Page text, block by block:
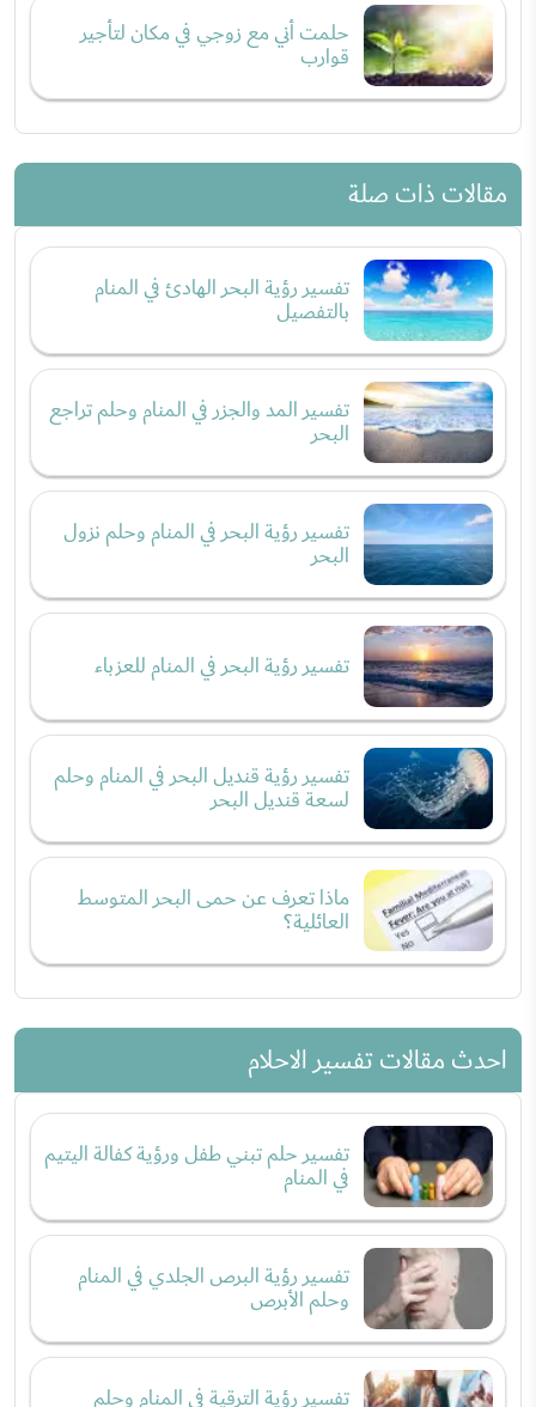
حلمت أني مع زوجي في مكان لتأجير
قوارب
مقالات ذات صلة
تفسير رؤية البحر الهادئ في المنام
بالتفصيل
تفسير المد والجزر في المنام وحلم تراجع
البحر
تفسير رؤية البحر في المنام وحلم نزول
البحر
تفسير رؤية البحر في المنام للعزباء
تفسير رؤية قنديل البحر في المنام وحلم
لسعة قنديل البحر
ماذا تعرف عن حمى البحر المتوسط
العائلية؟
احدث مقالات تفسير الاحلام
تفسير حلم تبني طفل ورؤية كفالة اليتيم
في المنام
تفسير رؤية البرص الجلدي في المنام
وحلم الأبرص
تفسير رؤية الترقية في المنام وحلم